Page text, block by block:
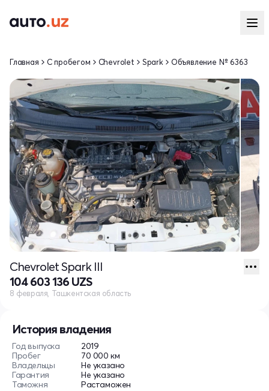
История владения
Год выпуска
2019
Пробег
70 000 км
Владельцы
Не указано
Гарантия
Не указано
Таможня
Растаможен
Главная С пробегом Chevrolet Spark Объявление № 6363
Chevrolet Spark III
104 603 136 UZS
8 февраля, Ташкентская область